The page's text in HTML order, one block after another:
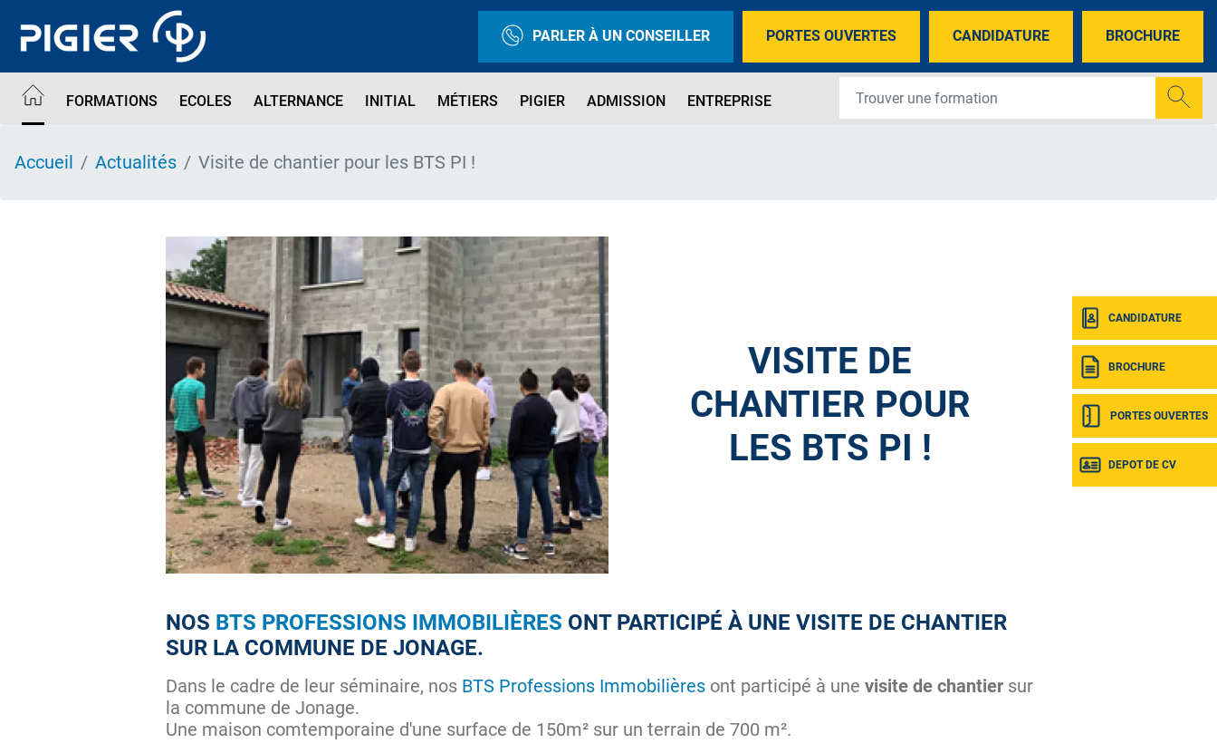
contenu
PARLER À UN CONSEILLER PORTES OUVERTES CANDIDATURE BROCHURE
FORMATIONS ECOLES ALTERNANCE INITIAL MÉTIERS PIGIER ADMISSION ENTREPRISE
CANDIDATURE
BROCHURE
PORTES OUVERTES
DEPOT DE CV
Accueil Actualités Visite de chantier pour les BTS PI !
VISITE DE
CHANTIER POUR
LES BTS PI !
NOS BTS PROFESSIONS IMMOBILIÈRES ONT PARTICIPÉ À UNE VISITE DE CHANTIER
SUR LA COMMUNE DE JONAGE.
Dans le cadre de leur séminaire, nos BTS Professions Immobilières ont participé à une visite de chantier sur
la commune de Jonage.
Une maison comtemporaine d'une surface de 150m² sur un terrain de 700 m².